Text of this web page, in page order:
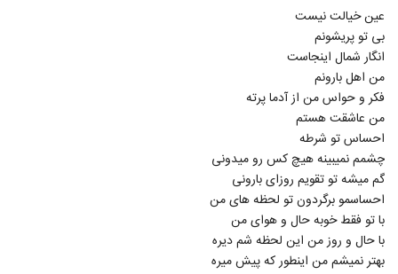
6657
6658
عین خیالت نیست
بی تو پریشونم
انگار شمال اینجاست
من اهل بارونم
فکر و حواس من از آدما پرته
من عاشقت هستم
احساس تو شرطه
چشمم نمیبینه هیچ کس رو میدونی
گم میشه تو تقویم روزای بارونی
احساسمو برگردون تو لحظه های من
با تو فقط خوبه حال و هوای من
با حال و روز من این لحظه شم دیره
بهتر نمیشم من اینطور که پیش میره